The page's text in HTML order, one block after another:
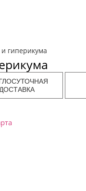
Доставка
гиперикума
ДОСТАВКА